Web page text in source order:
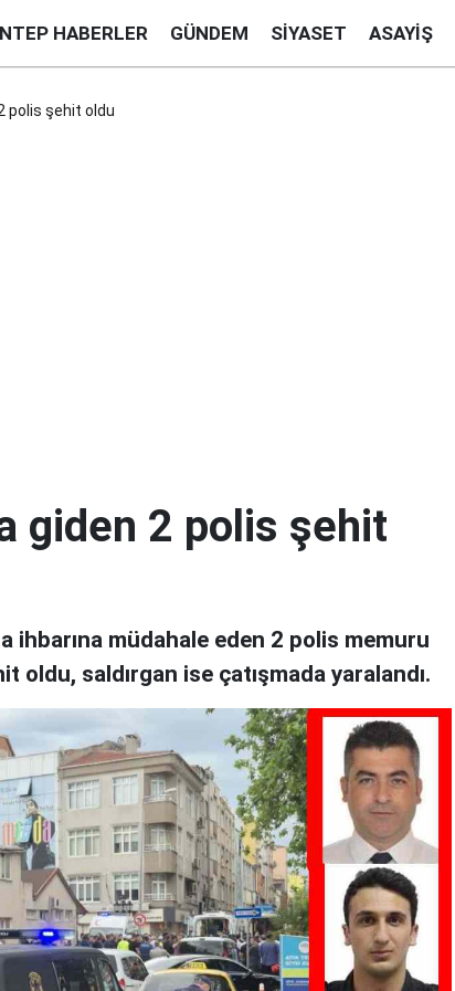
HABERLER GÜNDEM SIYASET ASAYIŞ
polis şehit oldu
giden 2 polis şehit
ihbarına müdahale eden 2 polis memuru
oldu, saldırgan ise çatışmada yaralandı.